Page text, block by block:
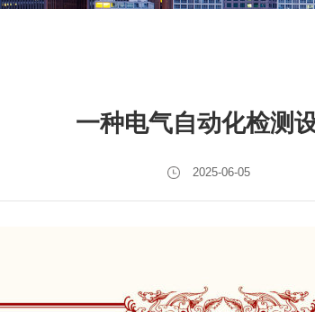
一种电气自动化检测
2025-06-05